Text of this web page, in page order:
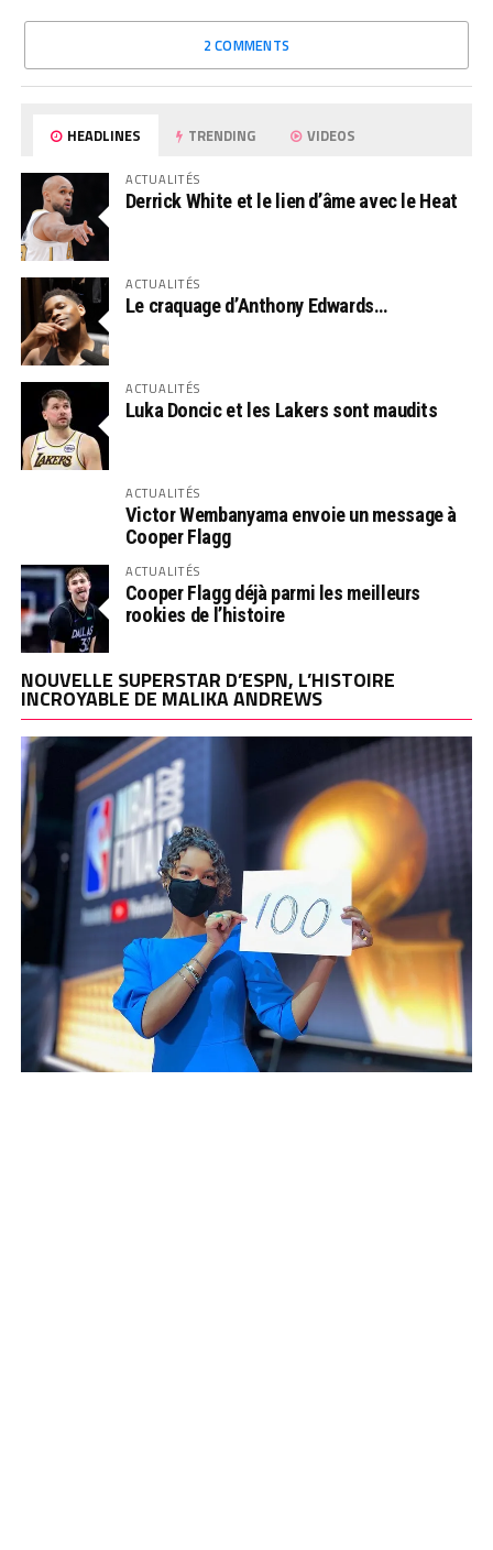
2 COMMENTS
HEADLINES TRENDING VIDEOS
ACTUALITÉS
Derrick White et le lien d’âme avec le Heat
ACTUALITÉS
Le craquage d’Anthony Edwards…
ACTUALITÉS
Luka Doncic et les Lakers sont maudits
ACTUALITÉS
Victor Wembanyama envoie un message à
Cooper Flagg
ACTUALITÉS
Cooper Flagg déjà parmi les meilleurs
rookies de l’histoire
NOUVELLE SUPERSTAR D’ESPN, L’HISTOIRE
INCROYABLE DE MALIKA ANDREWS